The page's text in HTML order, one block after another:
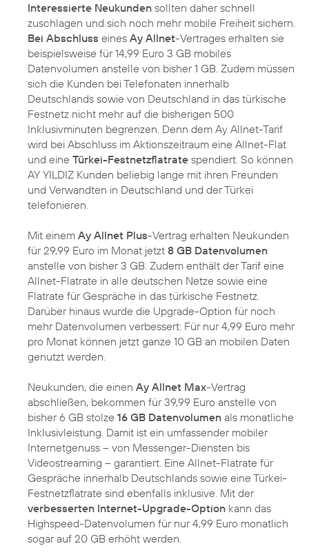
Interessierte Neukunden sollten daher schnell
zuschlagen und sich noch mehr mobile Freiheit sichern.
Bei Abschluss eines Ay Allnet-Vertrages erhalten sie
beispielsweise für 14,99 Euro 3 GB mobiles
Datenvolumen anstelle von bisher 1 GB. Zudem müssen
sich die Kunden bei Telefonaten innerhalb
Deutschlands sowie von Deutschland in das türkische
Festnetz nicht mehr auf die bisherigen 500
Inklusivminuten begrenzen. Denn dem Ay Allnet-Tarif
wird bei Abschluss im Aktionszeitraum eine Allnet-Flat
und eine Türkei-Festnetzflatrate spendiert. So können
AY YILDIZ Kunden beliebig lange mit ihren Freunden
und Verwandten in Deutschland und der Türkei
telefonieren.
Mit einem Ay Allnet Plus-Vertrag erhalten Neukunden
für 29,99 Euro im Monat jetzt 8 GB Datenvolumen
anstelle von bisher 3 GB. Zudem enthält der Tarif eine
Allnet-Flatrate in alle deutschen Netze sowie eine
Flatrate für Gespräche in das türkische Festnetz.
Darüber hinaus wurde die Upgrade-Option für noch
mehr Datenvolumen verbessert: Für nur 4,99 Euro mehr
pro Monat können jetzt ganze 10 GB an mobilen Daten
genutzt werden.
Neukunden, die einen Ay Allnet Max-Vertrag
abschließen, bekommen für 39,99 Euro anstelle von
bisher 6 GB stolze 16 GB Datenvolumen als monatliche
Inklusivleistung. Damit ist ein umfassender mobiler
Internetgenuss – von Messenger-Diensten bis
Videostreaming – garantiert. Eine Allnet-Flatrate für
Gespräche innerhalb Deutschlands sowie eine Türkei-
Festnetzflatrate sind ebenfalls inklusive. Mit der
verbesserten Internet-Upgrade-Option kann das
Highspeed-Datenvolumen für nur 4,99 Euro monatlich
sogar auf 20 GB erhöht werden.